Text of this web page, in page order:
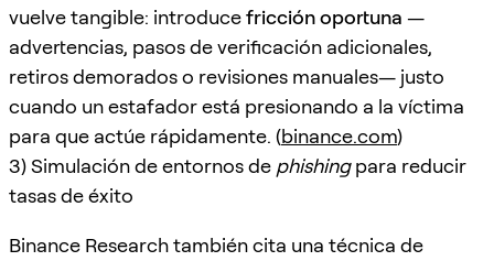
vuelve tangible: introducefricción oportuna —
advertencias, pasos de verificación adicionales,
retiros demorados o revisiones manuales— justo
cuando un estafador está presionando a la víctima
para que actúe rápidamente. (binance.com)
3) Simulación de entornos de phishingpara reducir
tasas de éxito
Binance Research también cita una técnica de